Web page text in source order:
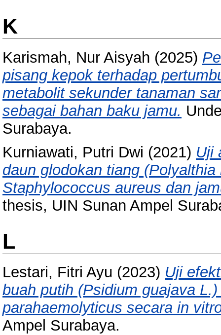
K
Karismah, Nur Aisyah (2025)
pisang kepok terhadap
metabolit sekunder tanaman
sebagai bahan baku jamu.
Surabaya.
Kurniawati, Putri Dwi (2021) Uji
daun glodokan tiang
Staphylococcus aureus dan
thesis, UIN Sunan Ampel
L
Lestari, Fitri Ayu (2023) Uji
buah putih (Psidium guajava
parahaemolyticus secara in
Ampel Surabaya.